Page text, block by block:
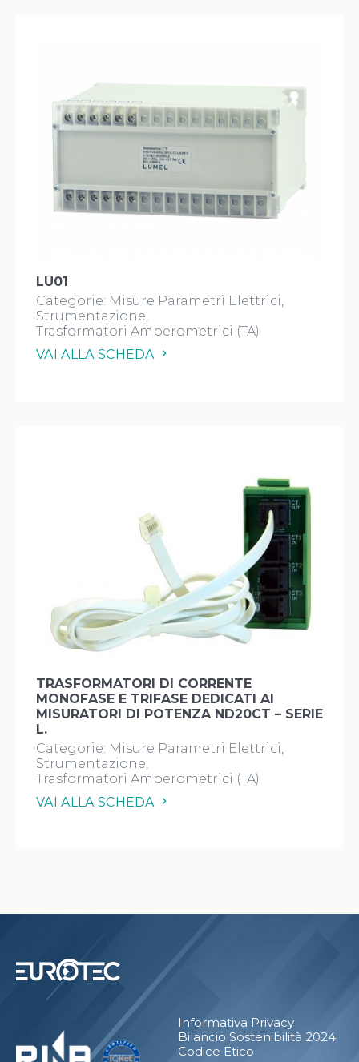
LU01
Categorie: Misure Parametri Elettrici
Strumentazione
Trasformatori Amperometrici (TA)
VAI ALLA SCHEDA
TRASFORMATORI DI CORRENTE
MONOFASE E TRIFASE DEDICATI AI
MISURATORI DI POTENZA ND20CT – SERIE
L.
Categorie: Misure Parametri Elettrici
Strumentazione
Trasformatori Amperometrici (TA)
VAI ALLA SCHEDA
Informativa Privacy
Bilancio Sostenibilità 2024
Codice Etico